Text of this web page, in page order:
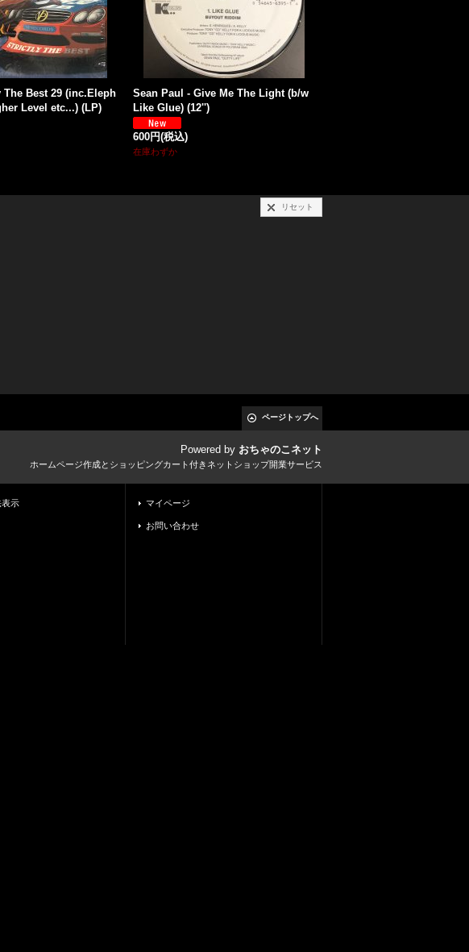
Best 29 (inc.Eleph
Level etc...) (LP)
Sean Paul - Give Me The Light (b/w
Like Glue) (12'')
600円(税込)
在庫わずか
リセット
ページトップへ
Powered by おちゃのこネット
ホームページ作成とショッピングカート付きネットショップ開業サービス
表示 マイページ
お問い合わせ